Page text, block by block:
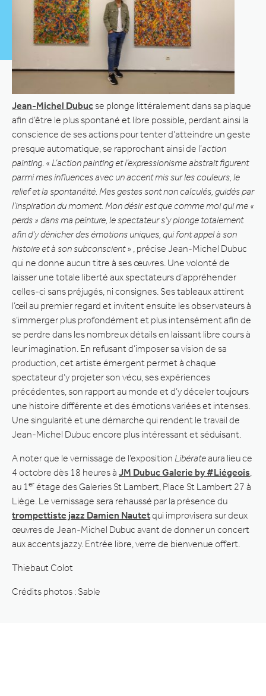
Jean-Michel Dubucse plonge littéralement dans sa plaque
afin d’être le plus spontané et libre possible, perdant ainsi la
conscience de ses actions pour tenter d’atteindre un geste
presque automatique, se rapprochant ainsi de l’action
painting . « L’action painting et l’expressionisme abstrait figurent
parmi mes influences avec un accent mis sur les couleurs, le
relief et la spontanéité. Mes gestes sont non calculés, guidés par
l’inspiration du moment. Mon désir est que comme moi qui me «
perds » dans ma peinture, le spectateur s’y plonge totalement
afin d’y dénicher des émotions uniques, qui font appel à son
histoire et à son subconscient» , précise Jean-Michel Dubuc
qui ne donne aucun titre à ses œuvres. Une volonté de
laisser une totale liberté aux spectateurs d’appréhender
celles-ci sans préjugés, ni consignes. Ses tableaux attirent
l’œil au premier regard et invitent ensuite les observateurs à
s’immerger plus profondément et plus intensément afin de
se perdre dans les nombreux détails en laissant libre cours à
leur imagination. En refusant d’imposer sa vision de sa
production, cet artiste émergent permet à chaque
spectateur d’y projeter son vécu, ses expériences
précédentes, son rapport au monde et d’y déceler toujours
une histoire différente et des émotions variées et intenses.
Une singularité et une démarche qui rendent le travail de
Jean-Michel Dubuc encore plus intéressant et séduisant.
A noter que le vernissage de l’exposition Libérateaura lieu ce
4 octobre dès 18 heures à JM Dubuc Galerie by #Liégeois
au 1 er étage des Galeries St Lambert, Place St Lambert 27 à
Liège. Le vernissage sera rehaussé par la présence du
trompettiste jazz Damien Nautetqui improvisera sur deux
œuvres de Jean-Michel Dubuc avant de donner un concert
aux accents jazzy. Entrée libre, verre de bienvenue offert.
Thiebaut Colot
Crédits photos : Sable